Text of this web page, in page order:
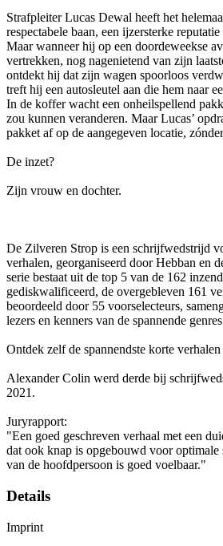
Strafpleiter Lucas Dewal heeft het
respectabele baan, een ijzersterke
Maar wanneer hij op een doordeweekse
vertrekken, nog nagenietend van zijn
ontdekt hij dat zijn wagen spoorloos
treft hij een autosleutel aan die hem naar
In de koffer wacht een onheilspellend
zou kunnen veranderen. Maar Lucas’
pakket af op de aangegeven locatie,
De inzet?
Zijn vrouw en dochter.
De Zilveren Strop is een schrijfwedstrijd
verhalen, georganiseerd door Hebban en
serie bestaat uit de top 5 van de 162
gediskwalificeerd, de overgebleven 161
beoordeeld door 55 voorselecteurs,
lezers en kenners van de spannende
Ontdek zelf de spannendste korte
Alexander Colin werd derde bij
2021.
Juryrapport:
"Een goed geschreven verhaal met een
dat ook knap is opgebouwd voor optimale
van de hoofdpersoon is goed voelbaar."
Details
Imprint